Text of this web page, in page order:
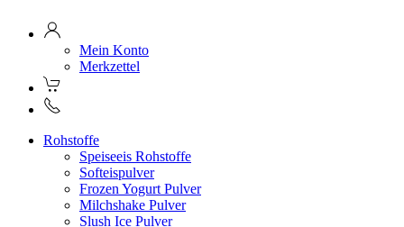
Mein Konto
Merkzettel
Rohstoffe
Speiseeis Rohstoffe
Softeispulver
Frozen Yogurt Pulver
Milchshake Pulver
Slush Ice Pulver